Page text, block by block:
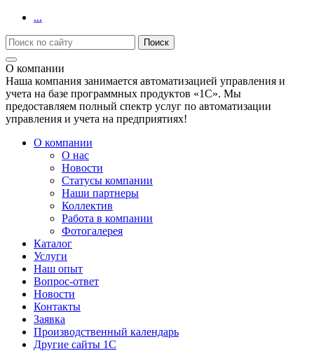
...
О компании
Наша компания занимается автоматизацией управления и
учета на базе программных продуктов «1С». Мы
предоставляем полный спектр услуг по автоматизации
управления и учета на предприятиях!
О компании
О нас
Новости
Cтатусы компании
Наши партнеры
Коллектив
Работа в компании
Фотогалерея
Каталог
Услуги
Наш опыт
Вопрос-ответ
Новости
Контакты
Заявка
Производственный календарь
Другие сайты 1С